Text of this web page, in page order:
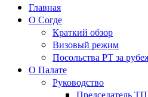
Главная
О Согде
Краткий обзор
Визовый режим
Посольства РТ за
О Палате
Руководство
Председатель